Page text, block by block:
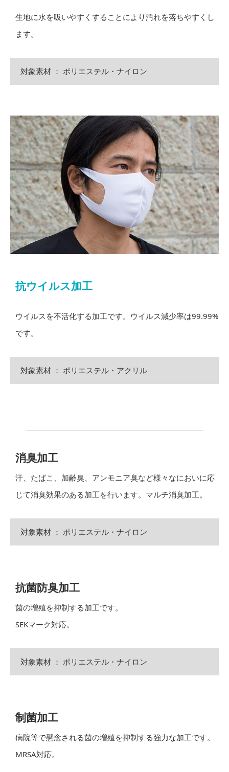
生地に水を吸いやすくすることにより汚れを落ちやすくし
ます。
対象素材 ： ポリエステル・ナイロン
抗ウイルス加工
ウイルスを不活化する加工です。ウイルス減少率は99.99%
です。
対象素材 ： ポリエステル・アクリル
消臭加工
汗、たばこ、加齢臭、アンモニア臭など様々なにおいに応
じて消臭効果のある加工を行います。マルチ消臭加工。
対象素材 ： ポリエステル・ナイロン
抗菌防臭加工
菌の増殖を抑制する加工です。
SEKマーク対応。
対象素材 ： ポリエステル・ナイロン
制菌加工
病院等で懸念される菌の増殖を抑制する強力な加工です。
MRSA対応。